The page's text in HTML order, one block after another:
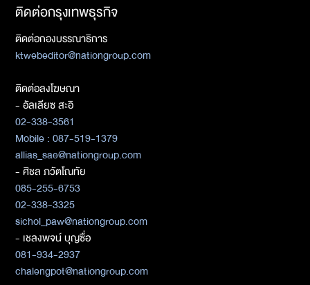
ติดต่อกรุงเทพธุรกิจ
ติดต่อกองบรรณาธิการ
ktwebeditor@nationgroup.com
ติดต่อลงโฆษณา
- อัลเลียซ สะอิ
02-338-3561
Mobile : 087-519-1379
allias_sae@nationgroup.com
- ศิชล ภวัตโณทัย
085-255-6753
02-338-3325
sichol_paw@nationgroup.com
- เชลงพจน์ บุญซื่อ
081-934-2937
chalengpot@nationgroup.com